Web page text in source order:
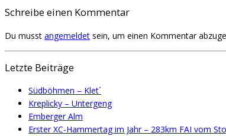
Schreibe einen Kommentar
Du musst angemeldet sein, um einen Kommentar
Letzte Beiträge
Südböhmen – Klet´
Kreplicky – Untergeng
Emberger Alm
Erster XC-Hammertag im Jahr – 283km FAI vom